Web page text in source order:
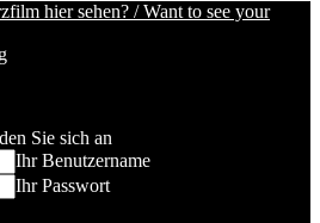
hier sehen? / Want to see your
Sie sich an
Ihr Benutzername
Ihr Passwort